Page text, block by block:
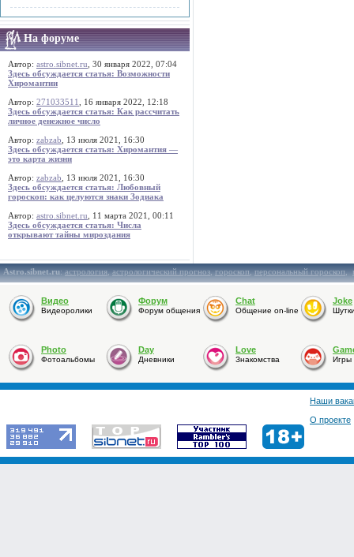
На форуме
Автор: astro.sibnet.ru , 30 января 2022, 07:04
Здесь обсуждается статья: Возможности
Хиромантии
Автор: 271033511
, 16 января 2022, 12:18
Здесь обсуждается статья: Как рассчитать
личное денежное число
Автор: zabzab , 13 июля 2021, 16:30
Здесь обсуждается статья: Хиромантия —
это карта жизни
Автор: zabzab , 13 июля 2021, 16:30
Здесь обсуждается статья: Любовный
гороскоп: как целуются знаки Зодиака
Автор: astro.sibnet.ru , 11 марта 2021, 00:11
Здесь обсуждается статья: Числа
открывают тайны мироздания
Astro.sibnet.ru:астрология,астрологический прогноз,гороскоп,персональный гороскоп,
Видео
Видеоролики
Форум
Форум общения
Chat
Общение on-line
Joke
Photo
Фотоальбомы
Day
Дневники
Love
Знакомства Игры
Наши
О проекте